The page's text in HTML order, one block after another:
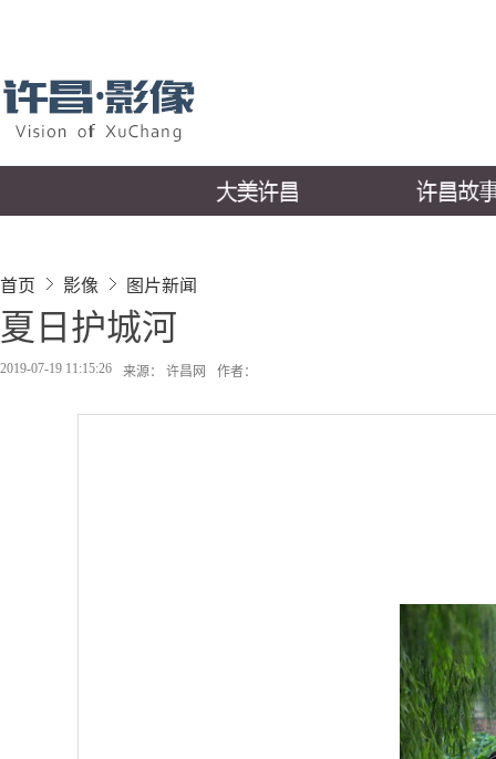
首页 影像 图片新闻
夏日护城河
2019-07-19 11:15:26 来源： 许昌网 作者：